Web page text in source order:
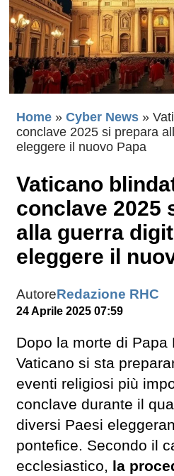
Home » Cyber News »
conclave 2025 si prepara
eleggere il nuovo Papa
Vaticano
conclave 2025
alla guerra
eleggere il
AutoreRedazione RHC
24 Aprile 2025 07:59
Dopo la morte di Papa
Vaticano si sta
eventi religiosi più
conclave durante il
diversi Paesi
pontefice. Secondo il
ecclesiastico, la